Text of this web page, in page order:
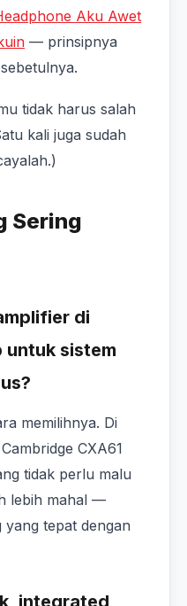
Aku Awet
— prinsipnya
tidak harus salah
kali juga sudah
Sering
di
untuk sistem
memilihnya. Di
CXA61
tidak perlu malu
lebih mahal —
tepat dengan
integrated